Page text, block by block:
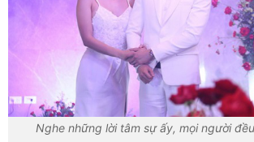
Nghe những lời tâm sự ấy, mọi người